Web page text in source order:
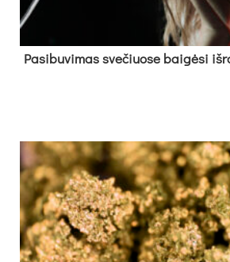
Pa­si­bu­vi­mas sve­čiuo­se bai­gė­si